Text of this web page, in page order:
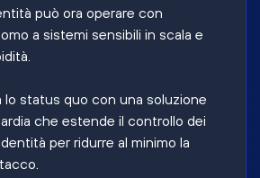
può ora operare con
a sistemi sensibili in scala e
lo status quo con una soluzione
che estende il controllo dei
per ridurre al minimo la